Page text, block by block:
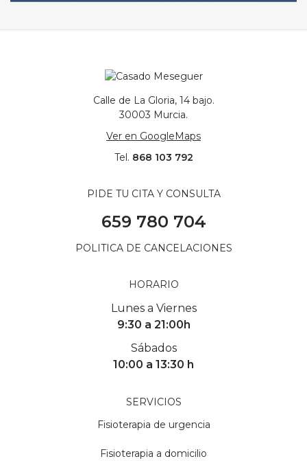
Calle de La Gloria, 14 bajo.
30003 Murcia.
Ver en GoogleMaps
Tel. 868 103 792
PIDE TU CITA Y CONSULTA
659 780 704
POLITICA DE CANCELACIONES
HORARIO
Lunes a Viernes
9:30 a 21:00h
Sábados
10:00 a 13:30 h
SERVICIOS
Fisioterapia de urgencia
Fisioterapia a domicilio